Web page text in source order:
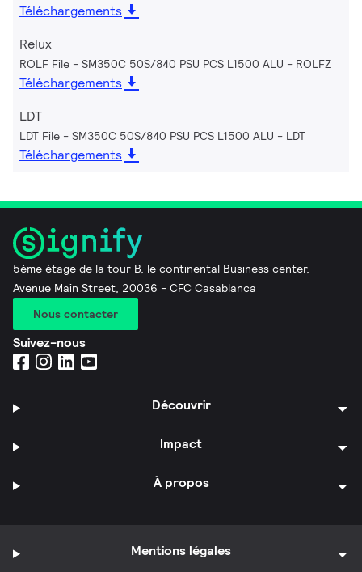
Téléchargements
Relux
ROLF File - SM350C 50S/840 PSU PCS L1500 ALU ROLFZ
Téléchargements
LDT
LDT File - SM350C 50S/840 PSU PCS L1500 ALU LDT
Téléchargements
5ème étage de la tour B, le continental Business center,
Avenue Main Street, 20036 - CFC Casablanca
Nous contacter
Suivez-nous
Découvrir
Impact
À propos
Mentions légales